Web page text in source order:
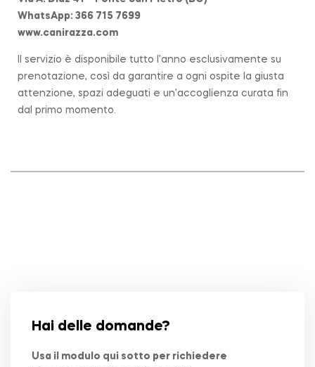
WhatsApp: 366 715 7699
www.canirazza.com
Il servizio è disponibile tutto l’anno esclusivamente su
prenotazione, così da garantire a ogni ospite la giusta
attenzione, spazi adeguati e un’accoglienza curata fin
dal primo momento.
Hai delle domande?
Usa il modulo qui sotto per richiedere